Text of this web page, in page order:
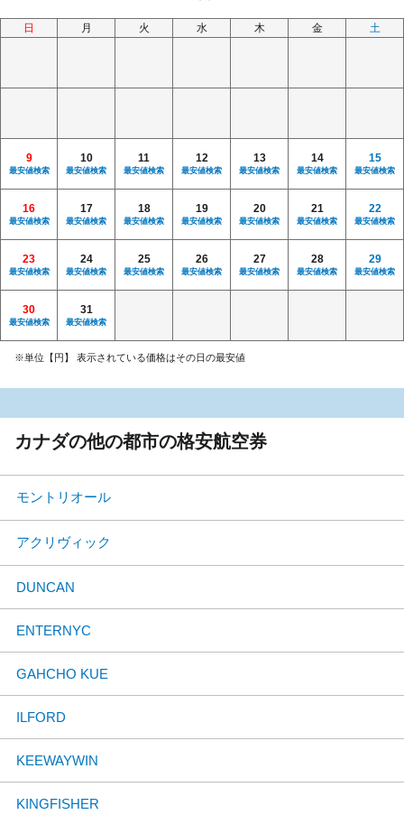
日 月 火 水 木 金 土
9
最安値検索
10
最安値検索
11
最安値検索
12
最安値検索
13
最安値検索
14
最安値検索
15
最安値検索
16
最安値検索
17
最安値検索
18
最安値検索
19
最安値検索
20
最安値検索
21
最安値検索
22
最安値検索
23
最安値検索
24
最安値検索
25
最安値検索
26
最安値検索
27
最安値検索
28
最安値検索
29
最安値検索
30
最安値検索
31
最安値検索
※単位【円】 表示されている価格はその日の最安値
カナダの他の都市の格安航空券
モントリオール
アクリヴィック
DUNCAN
ENTERNYC
GAHCHO KUE
ILFORD
KEEWAYWIN
KINGFISHER